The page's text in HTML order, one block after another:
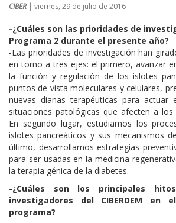
CIBER | viernes, 29 de julio de 2016
-¿Cuáles son las prioridades de
Programa 2 durante el presente año?
-Las prioridades de investigación han
en torno a tres ejes: el primero, avanzar
la función y regulación de los islotes
puntos de vista moleculares y celulares,
nuevas dianas terapéuticas para actuar
situaciones patológicas que afecten a los
En segundo lugar, estudiamos los
islotes pancreáticos y sus mecanismos
último, desarrollamos estrategias
para ser usadas en la medicina
la terapia génica de la diabetes.
-¿Cuáles son los principales
investigadores del CIBERDEM en
programa?